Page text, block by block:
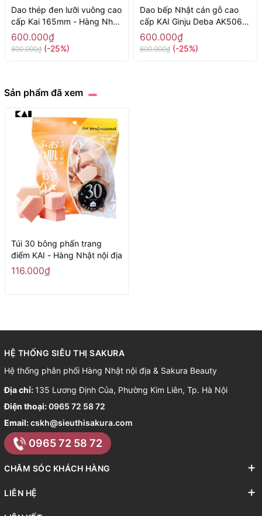
Dao thép đen lưỡi vuông cao
cấp Kai 165mm - Hàng Nhật
nội địa
600.000₫
800.000₫ (-25%)
Dao bếp Nhật cán gỗ cao
cấp KAI Ginju Deba AK5061
(150mm) - Hàng Nhật nội
địa
600.000₫
800.000₫ (-25%)
Sản phẩm đã xem
Túi 30 bông phấn trang
điểm KAI - Hàng Nhật nội địa
116.000₫
HỆ THỐNG SIÊU THỊ SAKURA
Hệ thống phân phối Hàng Nhật nội địa & Sakura Beauty
Địa chỉ: 135 Lương Định Của, Phường Kim Liên, Tp. Hà Nội
Điện thoại:0965 72 58 72
Email:cskh@sieuthisakura.com
0965 72 58 72
CHĂM SÓC KHÁCH HÀNG
LIÊN HỆ